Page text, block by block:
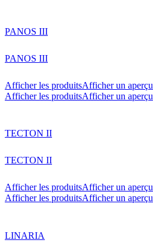
PANOS III
PANOS III
Afficher les produitsAfficher un aperçu
Afficher les produitsAfficher un aperçu
TECTON II
TECTON II
Afficher les produitsAfficher un aperçu
Afficher les produitsAfficher un aperçu
LINARIA